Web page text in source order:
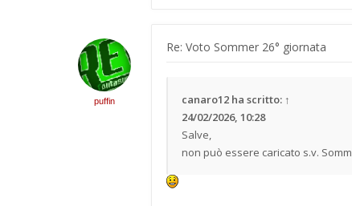
puffin
Re: Voto Sommer 26° giornata
canaro12 ha scritto: ↑
24/02/2026, 10:28
Salve,
non può essere caricato s.v.